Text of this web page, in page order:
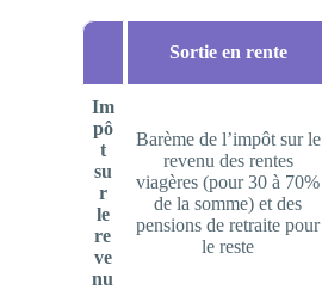
Sortie en rente
Im
pô
t
su
r
le
re
ve
nu
Barème de l’impôt sur le
revenu des rentes
viagères (pour 30 à 70%
de la somme) et des
pensions de retraite pour
le reste